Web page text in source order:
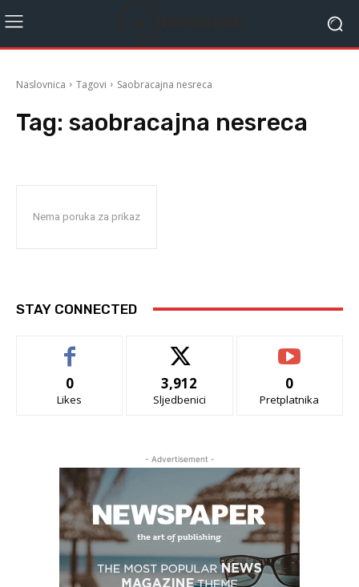
Naslovnica Tagovi Saobracajna nesreca
Tag: saobracajna nesreca
Nema poruka za prikaz
STAY CONNECTED
0
Likes
3,912
Sljedbenici
0
Pretplatnika
- Advertisement -